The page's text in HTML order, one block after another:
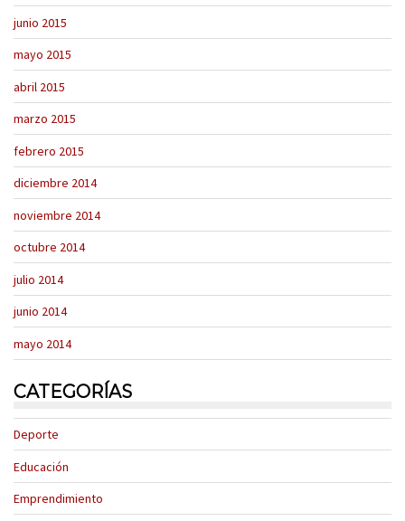
junio 2015
mayo 2015
abril 2015
marzo 2015
febrero 2015
diciembre 2014
noviembre 2014
octubre 2014
julio 2014
junio 2014
mayo 2014
CATEGORÍAS
Deporte
Educación
Emprendimiento